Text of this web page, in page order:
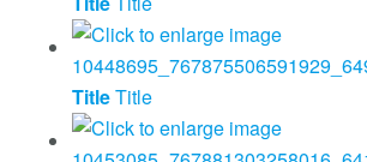
TitleTitle